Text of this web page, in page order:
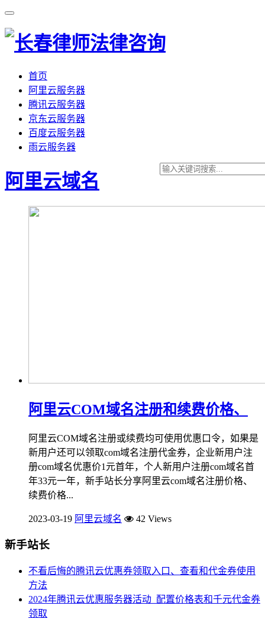
首页
阿里云服务器
腾讯云服务器
京东云服务器
百度云服务器
雨云服务器
阿里云域名
阿里云COM域名注册和续费价格、
阿里云COM域名注册或续费均可使用优惠口令，如果是
新用户还可以领取com域名注册代金券，企业新用户注
册com域名优惠价1元首年，个人新用户注册com域名首
年33元一年，新手站长分享阿里云com域名注册价格、
续费价格...
2023-03-19 阿里云域名 42 Views
新手站长
不看后悔的腾讯云优惠券领取入口、查看和代金券使用
方法
2024年腾讯云优惠服务器活动_配置价格表和千元代金券
领取